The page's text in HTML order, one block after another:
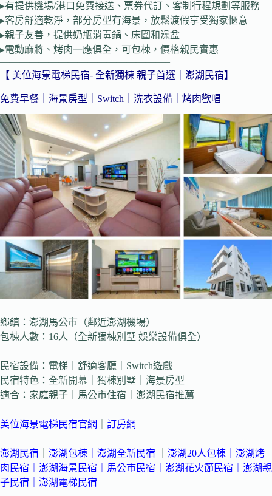
▸有提供機場/港口免費接送、票券代訂、客制行程規劃等服務
▸客房舒適乾淨，部分房型有海景，放鬆渡假享受獨家愜意
▸親子友善，提供奶瓶消毒鍋、床圍和澡盆
▸電動麻將、烤肉一應俱全，可包棟，價格親民實惠
—————————————————–
【 美位海景電梯民宿- 全新獨棟 親子首選｜澎湖民宿】
免費早餐｜海景房型｜Switch｜洗衣設備｜烤肉歡唱
鄉鎮：澎湖馬公市（鄰近澎湖機場）
包棟人數：16人（全新獨棟別墅 娛樂設備俱全）
民宿設備：電梯｜舒適客廳｜Switch遊戲
民宿特色：全新開幕｜獨棟別墅｜海景房型
適合：家庭親子｜馬公市住宿｜澎湖民宿推薦
美位海景電梯民宿官網 訂房網
澎湖民宿 澎湖包棟 澎湖全新民宿 澎湖20人包棟
澎湖烤
肉民宿
澎湖海景民宿 馬公市民宿 澎湖花火節民宿
澎湖親
子民宿
澎湖電梯民宿